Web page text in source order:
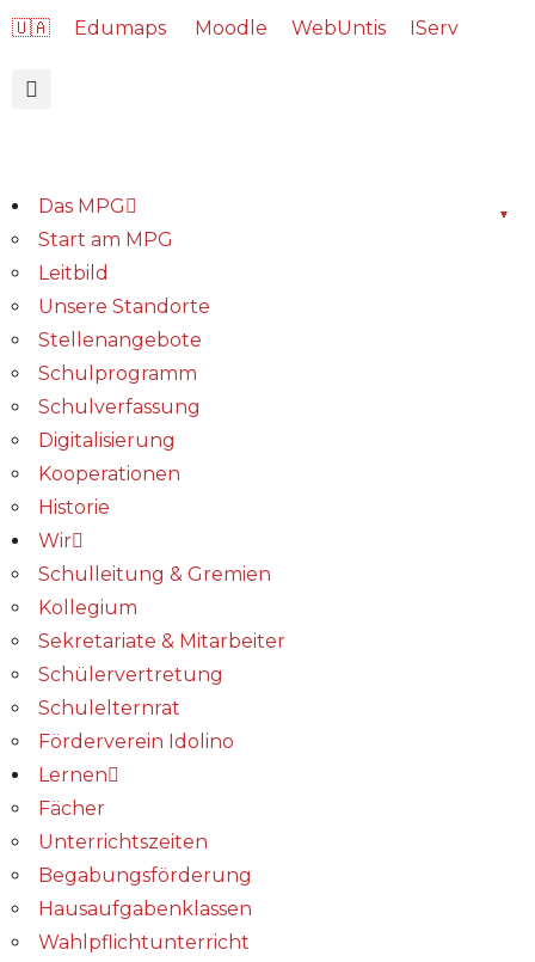
🇺🇦 Edumaps Moodle WebUntis IServ
Das MPG
Start am MPG
Leitbild
Unsere Standorte
Stellenangebote
Schulprogramm
Schulverfassung
Digitalisierung
Kooperationen
Historie
Wir
Schulleitung & Gremien
Kollegium
Sekretariate & Mitarbeiter
Schülervertretung
Schulelternrat
Förderverein Idolino
Lernen
Fächer
Unterrichtszeiten
Begabungs­förderung
Hausaufgabenklassen
Wahlpflichtunterricht